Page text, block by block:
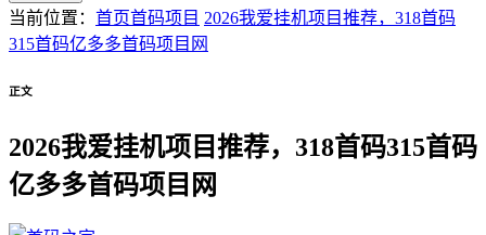
当前位置： 首页首码项目 2026我爱挂机项目推荐，318首码
315首码亿多多首码项目网
正文
2026我爱挂机项目推荐，318首码315首码
亿多多首码项目网